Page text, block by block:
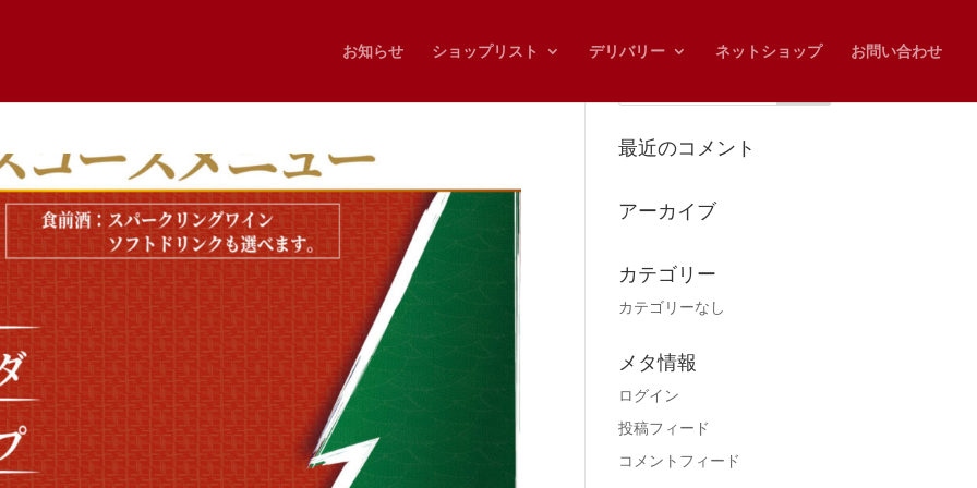
お知らせ ショップリスト デリバリー ネットショップ お問い合わせ
最近のコメント
アーカイブ
カテゴリー
カテゴリーなし
メタ情報
ログイン
投稿フィード
コメントフィード